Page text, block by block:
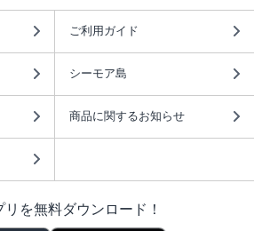
ご利用ガイド
シーモア島
商品に関するお知らせ
リを無料ダウンロード！